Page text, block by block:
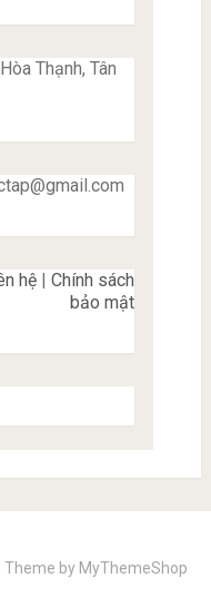
Thạnh, Tân
hệ |Chính sách
bảo mật
Theme by MyThemeShop